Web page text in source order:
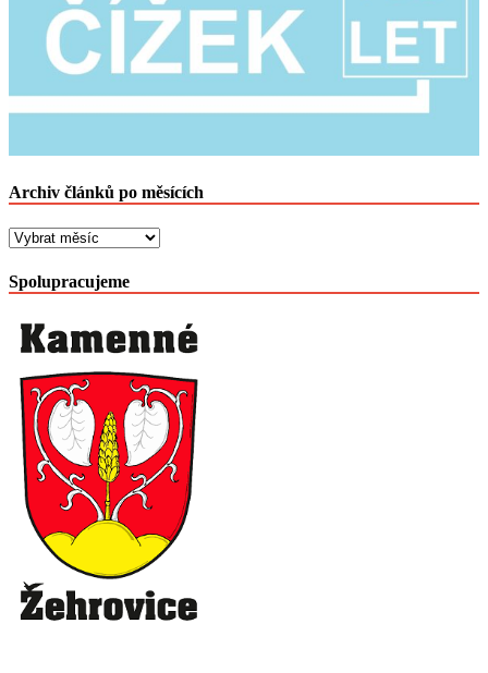
Archiv článků po měsících
Archiv
po
měsících
Spolupracujeme